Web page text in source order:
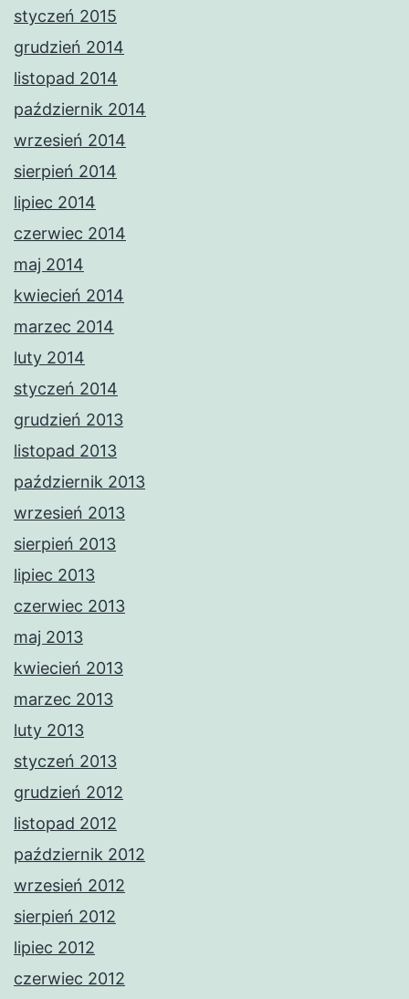
styczeń 2015
grudzień 2014
listopad 2014
październik 2014
wrzesień 2014
sierpień 2014
lipiec 2014
czerwiec 2014
maj 2014
kwiecień 2014
marzec 2014
luty 2014
styczeń 2014
grudzień 2013
listopad 2013
październik 2013
wrzesień 2013
sierpień 2013
lipiec 2013
czerwiec 2013
maj 2013
kwiecień 2013
marzec 2013
luty 2013
styczeń 2013
grudzień 2012
listopad 2012
październik 2012
wrzesień 2012
sierpień 2012
lipiec 2012
czerwiec 2012